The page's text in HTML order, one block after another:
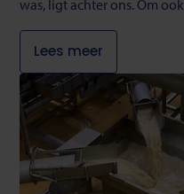
was, ligt achter ons. Om
Lees meer